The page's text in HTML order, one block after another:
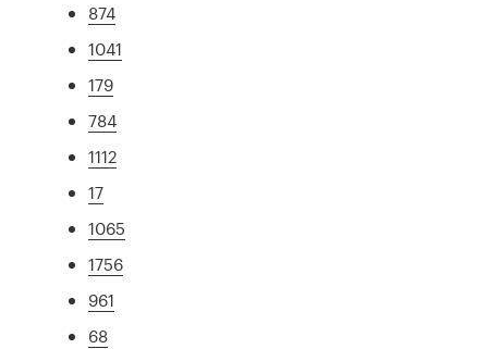
874
1041
179
784
1112
17
1065
1756
961
68